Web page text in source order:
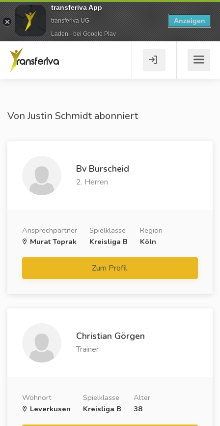
Von Justin Schmidt abonniert
Bv Burscheid
2. Herren
Ansprechpartner
Murat Toprak
Spielklasse
Kreisliga B
Region
Köln
Zum Profil
Christian Görgen
Trainer
Wohnort
Leverkusen
Spielklasse
Kreisliga B
Alter
38
transferiva App
transferiva UG
Laden - bei Google Play
Anzeigen